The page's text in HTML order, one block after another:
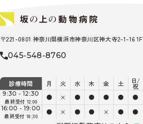
〒221-0801 神奈川県横浜市神奈川区神大寺2-1-16 1F
045-548-8760
診療時間 月 火 水 木 金 土 日/
祝
9:30 - 12:30
最終受付 12:00
● × ● ● ● ● ●
16:00 - 19:00
最終受付 18:30
● × ● ● × ● ●